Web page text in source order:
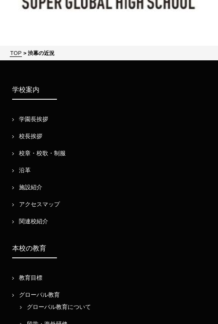
TOP > 渋幕の近況
学校案内
学園長挨拶
校長挨拶
校章・校歌・制服
沿革
施設紹介
アクセスマップ
関連校紹介
本校の教育
教育目標
グローバル教育
グローバル教育について